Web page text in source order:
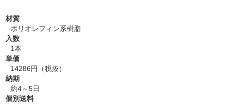
材質
ポリオレフィン系樹脂
入数
1本
単価
14286円（税抜）
納期
約4～5日
個別送料